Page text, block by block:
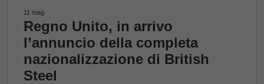
11 mag
Regno Unito, in arrivo
l’annuncio della completa
nazionalizzazione di British
Steel